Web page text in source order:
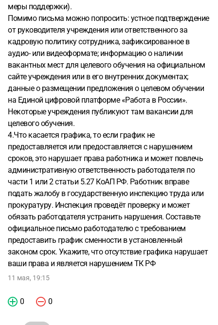
меры поддержки).
Помимо письма можно попросить: устное подтверждение
от руководителя учреждения или ответственного за
кадровую политику сотрудника, зафиксированное в
аудио- или видеоформате; информацию о наличии
вакантных мест для целевого обучения на официальном
сайте учреждения или в его внутренних документах;
данные о размещении предложения о целевом обучении
на Единой цифровой платформе «Работа в России».
Некоторые учреждения публикуют там вакансии для
целевого обучения.
4.Что касается графика, то если график не
предоставляется или предоставляется с нарушением
сроков, это нарушает права работника и может повлечь
административную ответственность работодателя по
части 1 или 2 статьи 5.27 КоАП РФ. Работник вправе
подать жалобу в государственную инспекцию труда или
прокуратуру. Инспекция проведёт проверку и может
обязать работодателя устранить нарушения. Составьте
официальное письмо работодателю с требованием
предоставить график сменности в установленный
законом срок. Укажите, что отсутствие графика нарушает
ваши права и является нарушением ТК РФ
11 мая, 19:15
0 0